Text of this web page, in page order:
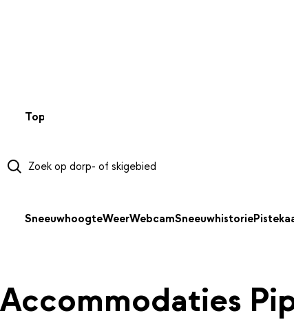
Top 50
SneeuwhoogteWeerWebcamSneeuwhistorie
Accommodaties